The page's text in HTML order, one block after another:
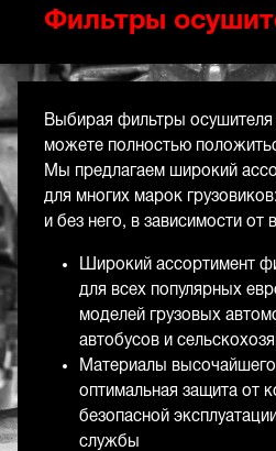
Фильтры
Выбирая фильтры
можете полностью
Мы предлагаем широкий
для многих марок
и без него, в зависимости от
Широкий ассортимент
для всех популярных
моделей грузовых
автобусов и
Материалы высочайшего
оптимальная защита от
безопасной
службы